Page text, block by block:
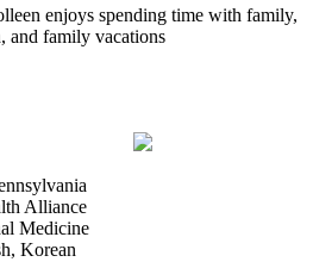
enjoys spending time with family,
and family vacations
Alliance
Medicine
Korean